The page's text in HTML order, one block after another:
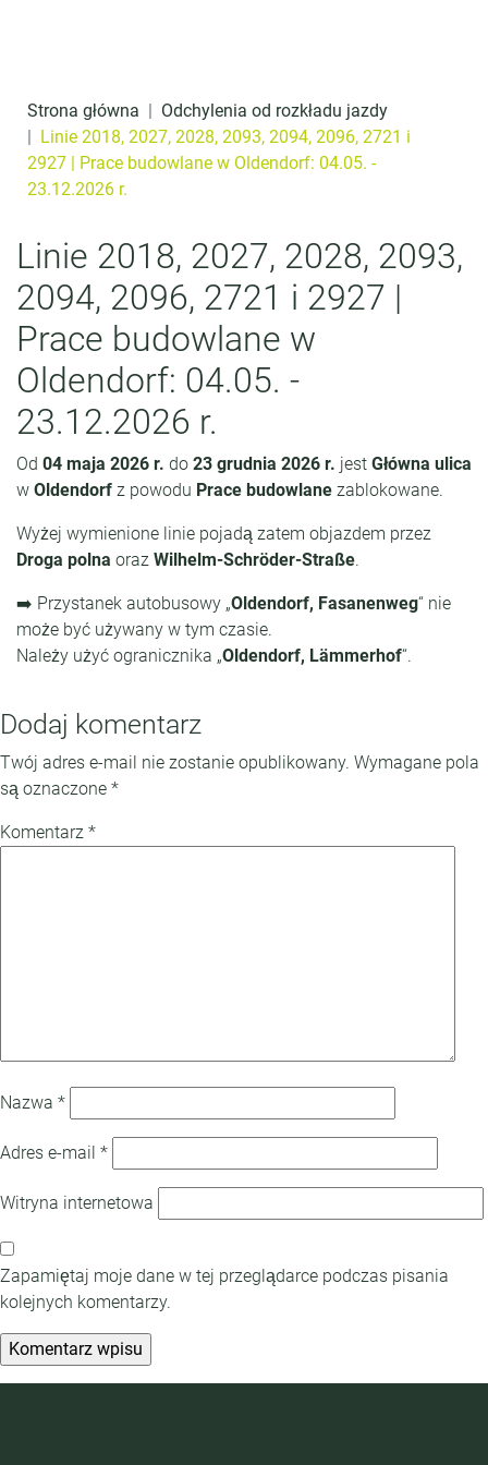
Strona główna
Odchylenia od rozkładu jazdy
Linie 2018, 2027, 2028, 2093, 2094, 2096, 2721 i
2927 | Prace budowlane w Oldendorf: 04.05. -
23.12.2026 r.
Linie 2018, 2027, 2028, 2093,
2094, 2096, 2721 i 2927 |
Prace budowlane w
Oldendorf: 04.05. -
23.12.2026 r.
Od 04 maja 2026 r. do 23 grudnia 2026 r. jest Główna ulica
w Oldendorf z powodu Prace budowlane zablokowane.
Wyżej wymienione linie pojadą zatem objazdem przez
Droga polna oraz Wilhelm-Schröder-Straße.
➡️ Przystanek autobusowy „Oldendorf, Fasanenweg“ nie
może być używany w tym czasie.
Należy użyć ogranicznika „Oldendorf, Lämmerhof“.
Dodaj komentarz
Twój adres e-mail nie zostanie opublikowany. Wymagane pola
są oznaczone *
Komentarz *
Nazwa *
Adres e-mail *
Witryna internetowa
Zapamiętaj moje dane w tej przeglądarce podczas pisania
kolejnych komentarzy.